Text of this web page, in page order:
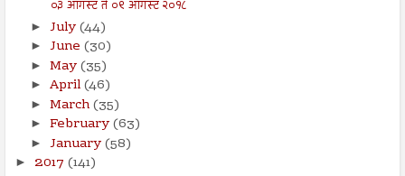
०३ ऑगस्ट ते ०९ ऑगस्ट २०१८
► July(44)
► June (30)
► May(35)
► April(46)
► March(35)
► February(63)
► January(58)
► 2017 (141)